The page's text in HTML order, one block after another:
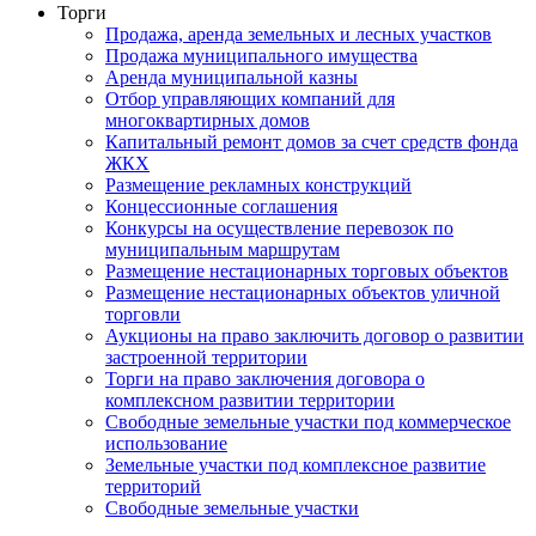
Торги
Продажа, аренда земельных и лесных участков
Продажа муниципального имущества
Аренда муниципальной казны
Отбор управляющих компаний для
многоквартирных домов
Капитальный ремонт домов за счет средств фонда
ЖКХ
Размещение рекламных конструкций
Концессионные соглашения
Конкурсы на осуществление перевозок по
муниципальным маршрутам
Размещение нестационарных торговых объектов
Размещение нестационарных объектов уличной
торговли
Аукционы на право заключить договор о развитии
застроенной территории
Торги на право заключения договора о
комплексном развитии территории
Свободные земельные участки под коммерческое
использование
Земельные участки под комплексное развитие
территорий
Свободные земельные участки